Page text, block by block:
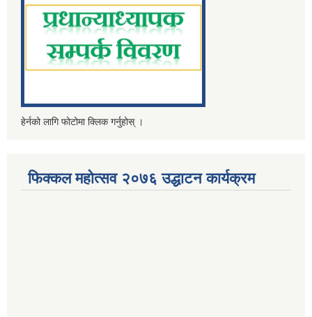
हेर्नको लागि फोटोमा क्लिक गर्नुहोस् ।
फिक्कल महोत्सव २०७६ उद्धाटन कार्यक्रम